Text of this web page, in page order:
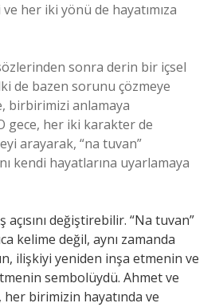
her iki yönü de hayatımıza
sonra derin bir içsel
de bazen sorunu çözmeye
birbirimizi anlamaya
O gece, her iki karakter de
arayarak, “na tuvan”
kendi hayatlarına uyarlamaya
değiştirebilir. “Na tuvan”
kelime değil, aynı zamanda
ilişkiyi yeniden inşa etmenin ve
sembolüydü. Ahmet ve
her birimizin hayatında ve